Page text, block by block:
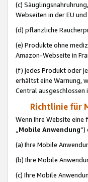
(c)
Webseiten in der EU
(d) pflanzliche
(e) Produkte ohne
Amazon-Webseite in
(f) jedes Produkt oder
erhältst eine Warnung,
Central ausgeschlossen
Richtlinie für
Wenn Ihre Website
„Mobile Anwendung“)
(a) Ihre Mobile
(b) Ihre Mobile
(c) Ihre Mobile